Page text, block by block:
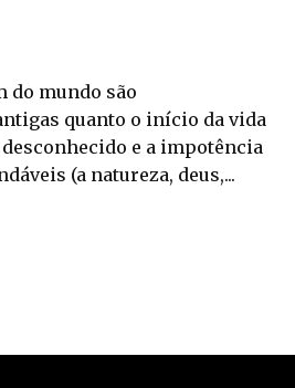
do mundo são
quanto o início da vida
e a impotência
(a natureza, deus,...